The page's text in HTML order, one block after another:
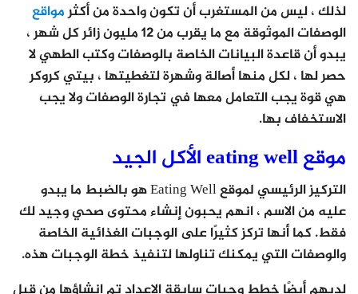
لذلك ، ليس من المستغرب أن تكون واحدة من أكثرمواقع
الوصفات الموثوقة مع ما يقرب من 12 مليون زائر كل شهر ،
يبدو أن قاعدة البيانات الخاصة بالوصفات وكتب الطهي لا
حصر لها ، لكل منها أصالة وشهرة لتغطيتها ، بيتي كروكر
هي قوة يجب التعامل معها في تجارة الوصفات ولا يجب
الاستخفاف بها.
موقع eating well الأكل الجيد
التركيز الرئيسي لموقع Eating Well هو بالضبط ما يبدو
عليه من الاسم ، انهم يحبون إنشاء محتوى صحي وجيد لك
فقط. كما أنها تركز كثيرًا على الوجبات الغذائية الخاصة
والوصفات التي يمكنك تناولها لتنفيذ خطة الوجبات هذه.